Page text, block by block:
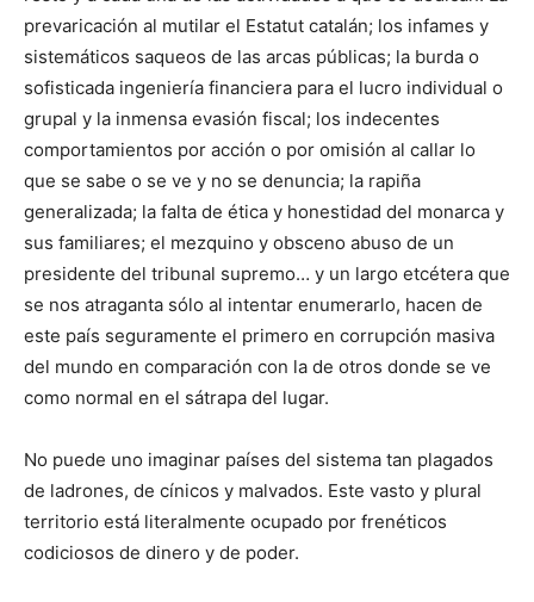
prevaricación al mutilar el Estatut catalán; los infames y
sistemáticos saqueos de las arcas públicas; la burda o
sofisticada ingeniería financiera para el lucro individual o
grupal y la inmensa evasión fiscal; los indecentes
comportamientos por acción o por omisión al callar lo
que se sabe o se ve y no se denuncia; la rapiña
generalizada; la falta de ética y honestidad del monarca y
sus familiares; el mezquino y obsceno abuso de un
presidente del tribunal supremo… y un largo etcétera que
se nos atraganta sólo al intentar enumerarlo, hacen de
este país seguramente el primero en corrupción masiva
del mundo en comparación con la de otros donde se ve
como normal en el sátrapa del lugar.
No puede uno imaginar países del sistema tan plagados
de ladrones, de cínicos y malvados. Este vasto y plural
territorio está literalmente ocupado por frenéticos
codiciosos de dinero y de poder.